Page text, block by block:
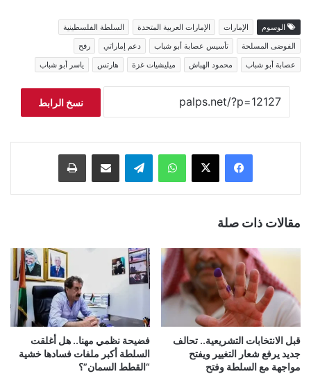
الوسوم الإمارات الإمارات العربية المتحدة
السلطة الفلسطينية
الفوضى المسلحة
تأسيس عصابة أبو شباب دعم إماراتي
رفح
عصابة أبو شباب
محمود الهباش ميليشيات غزة هارتس ياسر أبو شباب
نسخ الرابط
فيسبوك ‫X واتساب تيلقرام مشاركة عبر البريد طباعة
مقالات ذات صلة
قبل الانتخابات التشريعية.. تحالف
جديد يرفع شعار التغيير ويفتح
مواجهة مع السلطة وفتح
فضيحة نظمي مهنا.. هل أغلقت
السلطة أكبر ملفات فسادها خشية
“القطط السمان”؟